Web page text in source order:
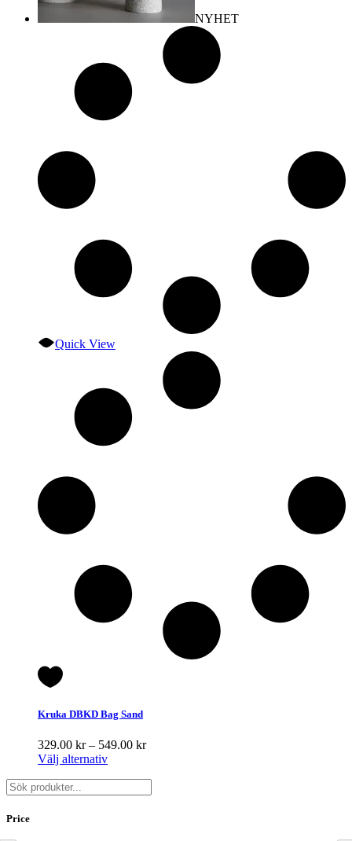
NYHET
Quick View
Kruka DBKD Bag Sand
329.00 kr – 549.00 krPrisintervall:
Välj alternativ
Sök
Price